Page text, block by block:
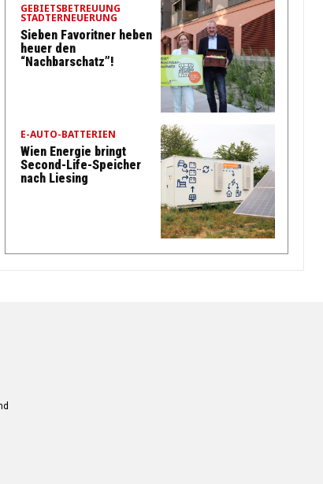
GEBIETSBETREUUNG
STADTERNEUERUNG
Sieben Favoritner heben
heuer den
“Nachbarschatz”!
E-AUTO-BATTERIEN
Wien Energie bringt
Second-Life-Speicher
nach Liesing